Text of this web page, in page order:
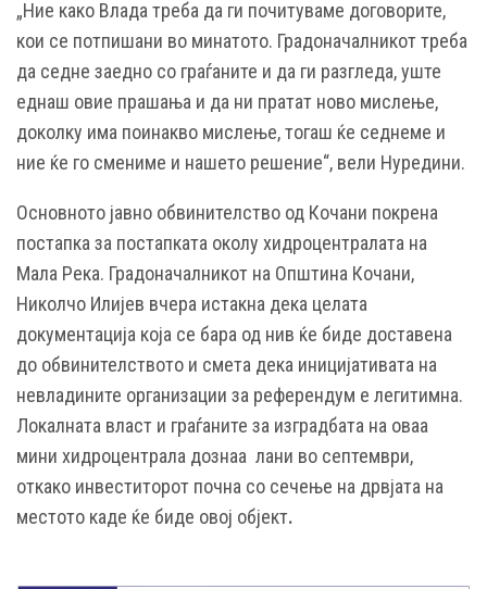
„Ние како Влада треба да ги почитуваме договорите,
кои се потпишани во минатото. Градоначалникот треба
да седне заедно со граѓаните и да ги разгледа, уште
еднаш овие прашања и да ни пратат ново мислење,
доколку има поинакво мислење, тогаш ќе седнеме и
ние ќе го смениме и нашето решение“, вели Нуредини.
Основното јавно обвинителство од Кочани покрена
постапка за постапката околу хидроцентралата на
Мала Река. Градоначалникот на Општина Кочани,
Николчо Илијев вчера истакна дека целата
документација која се бара од нив ќе биде доставена
до обвинителството и смета дека иницијативата на
невладините организации за референдум е легитимна.
Локалната власт и граѓаните за изградбата на оваа
мини хидроцентрала дознаа лани во септември,
откако инвеститорот почна со сечење на дрвјата на
местото каде ќе биде овој објект.